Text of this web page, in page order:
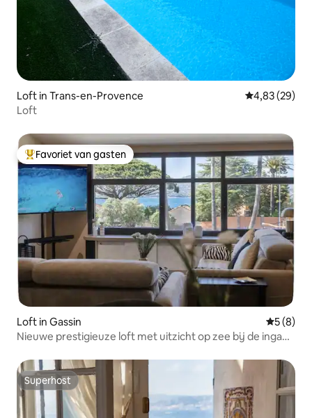
Loft in Trans-en-Provence Gemiddelde
4,83 (29)
Loft
Topfavoriet van gasten
Favoriet van gasten
Loft in Gassin
5 (8)
Nieuwe prestigieuze loft met uitzicht op zee bij de ingang
Superhost
Superhost